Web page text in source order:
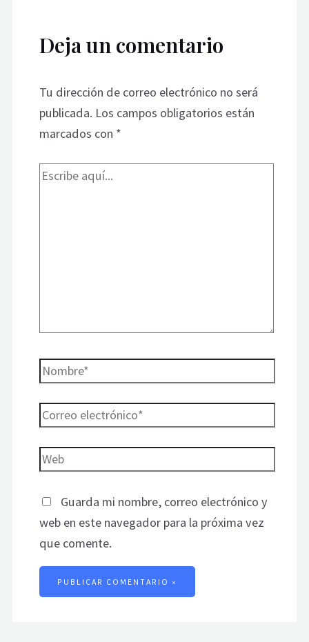
Deja un comentario
Tu dirección de correo electrónico no será
publicada. Los campos obligatorios están
marcados con *
Guarda mi nombre, correo electrónico y
web en este navegador para la próxima vez
que comente.